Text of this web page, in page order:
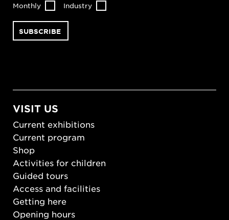
Monthly Industry
VISIT US
Current exhibitions
Current program
Shop
Activities for children
Guided tours
Access and facilities
Getting here
Opening hours